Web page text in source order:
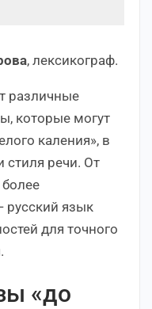
, лексикограф.
различные
которые могут
каления», в
стиля речи. От
язык
для точного
«до